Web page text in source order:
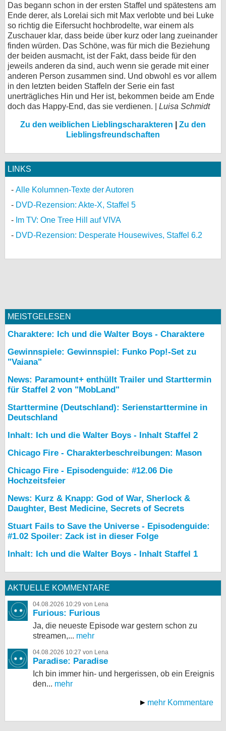
Das begann schon in der ersten Staffel und spätestens am
Ende derer, als Lorelai sich mit Max verlobte und bei Luke
so richtig die Eifersucht hochbrodelte, war einem als
Zuschauer klar, dass beide über kurz oder lang zueinander
finden würden. Das Schöne, was für mich die Beziehung
der beiden ausmacht, ist der Fakt, dass beide für den
jeweils anderen da sind, auch wenn sie gerade mit einer
anderen Person zusammen sind. Und obwohl es vor allem
in den letzten beiden Staffeln der Serie ein fast
unerträgliches Hin und Her ist, bekommen beide am Ende
doch das Happy-End, das sie verdienen. | Luisa Schmidt
Zu den weiblichen Lieblingscharakteren
Zu den
Lieblingsfreundschaften
LINKS
Alle Kolumnen-Texte der Autoren
DVD-Rezension: Akte-X, Staffel 5
Im TV: One Tree Hill auf VIVA
DVD-Rezension: Desperate Housewives, Staffel 6.2
MEISTGELESEN
Charaktere: Ich und die Walter Boys - Charaktere
Gewinnspiele: Gewinnspiel: Funko Pop!-Set zu
"Vaiana"
News: Paramount+ enthüllt Trailer und Starttermin
für Staffel 2 von "MobLand"
Starttermine (Deutschland): Serienstarttermine in
Deutschland
Inhalt: Ich und die Walter Boys - Inhalt Staffel 2
Chicago Fire - Charakterbeschreibungen: Mason
Chicago Fire - Episodenguide: #12.06 Die
Hochzeitsfeier
News: Kurz & Knapp: God of War, Sherlock &
Daughter, Best Medicine, Secrets of Secrets
Stuart Fails to Save the Universe - Episodenguide:
#1.02 Spoiler: Zack ist in dieser Folge
Inhalt: Ich und die Walter Boys - Inhalt Staffel 1
AKTUELLE KOMMENTARE
04.08.2026 10:29 von Lena
Furious: Furious
Ja, die neueste Episode war gestern schon zu
streamen,... mehr
04.08.2026 10:27 von Lena
Paradise: Paradise
Ich bin immer hin- und hergerissen, ob ein Ereignis
den... mehr
mehr Kommentare